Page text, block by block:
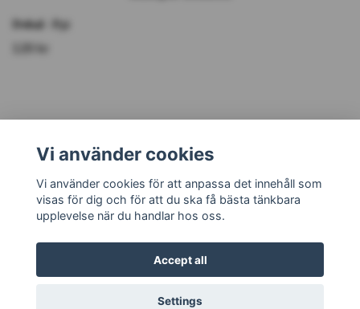
Dekal - F31
Läs mer
© 2026 Trycklagret
Vi använder cookies
Vi använder cookies för att anpassa det innehåll som
visas för dig och för att du ska få bästa tänkbara
upplevelse när du handlar hos oss.
Accept all
Settings